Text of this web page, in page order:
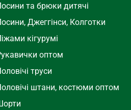
та брюки дитячі
Джеггінси, Колготки
кігурумі
оптом
труси
штани, костюми оптом